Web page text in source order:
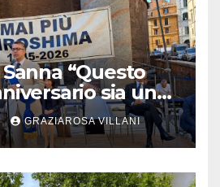
“Questo
sia un
tutti”
GRAZIAROSA VILLANI